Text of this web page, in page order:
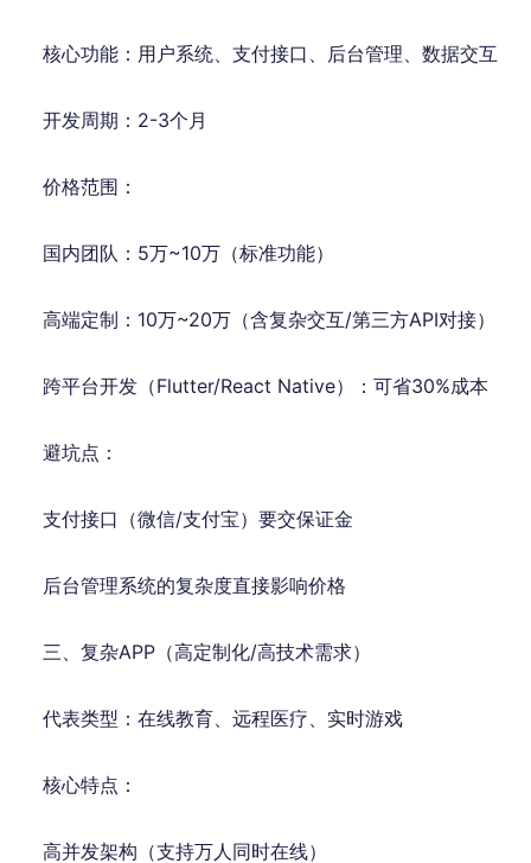
核心功能：用户系统、支付接口、后台管理、数据交互
开发周期：2-3个月
价格范围：
国内团队：5万~10万（标准功能）
高端定制：10万~20万（含复杂交互/第三方API对接）
跨平台开发（Flutter/React Native）：可省30%成本
避坑点：
支付接口（微信/支付宝）要交保证金
后台管理系统的复杂度直接影响价格
三、复杂APP（高定制化/高技术需求）
代表类型：在线教育、远程医疗、实时游戏
核心特点：
高并发架构（支持万人同时在线）